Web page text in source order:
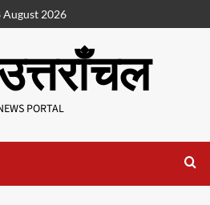
August 2026
PORTAL